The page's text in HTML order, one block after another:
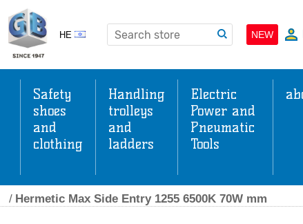
HE NEW
Safety
shoes
and
clothing
Handling
trolleys
and
ladders
Electric
Power and
Pneumatic
Tools
/ Hermetic Max Side Entry 1255 6500K 70W mm